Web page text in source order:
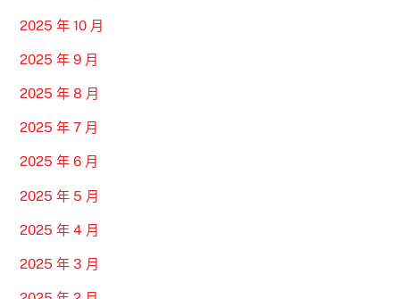
2025 年 10 月
2025 年 9 月
2025 年 8 月
2025 年 7 月
2025 年 6 月
2025 年 5 月
2025 年 4 月
2025 年 3 月